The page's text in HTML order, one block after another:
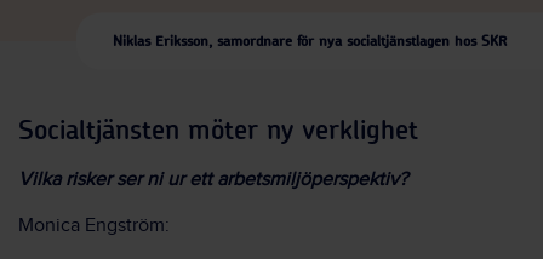
Niklas Eriksson, samordnare för nya socialtjänstlagen hos SKR
Socialtjänsten möter ny verklighet
Vilka risker ser ni ur ett arbetsmiljöperspektiv?
Monica Engström: